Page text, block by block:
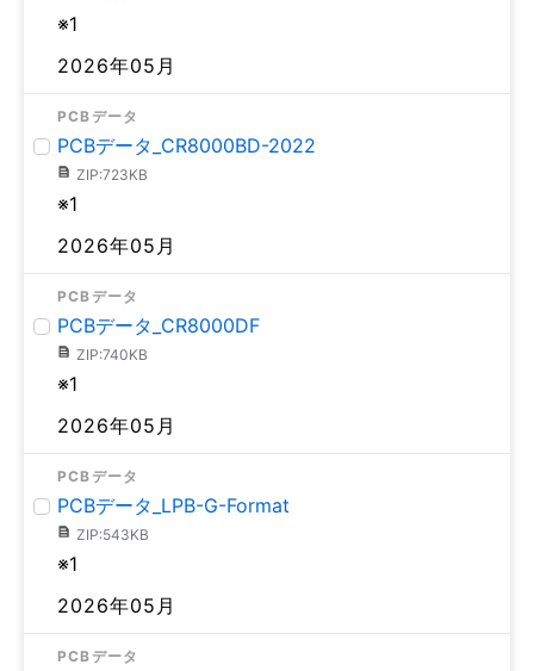
※1
2026年05月
PCBデータ
PCBデータ_CR8000BD-2022
ZIP:723KB
※1
2026年05月
PCBデータ
PCBデータ_CR8000DF
ZIP:740KB
※1
2026年05月
PCBデータ
PCBデータ_LPB-G-Format
ZIP:543KB
※1
2026年05月
PCBデータ